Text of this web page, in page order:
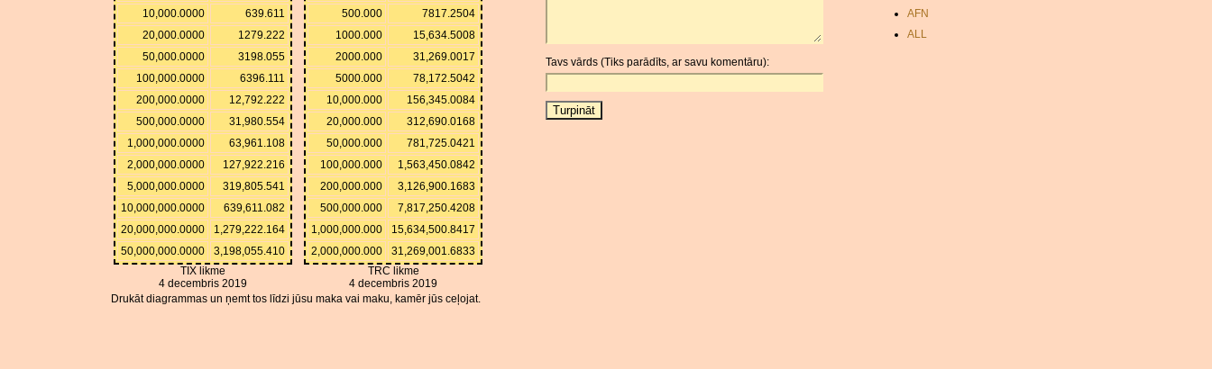
10,000.0000
639.611
20,000.0000
1279.222
50,000.0000
3198.055
100,000.0000
6396.111
200,000.0000
12,792.222
500,000.0000
31,980.554
1,000,000.0000
63,961.108
2,000,000.0000
127,922.216
5,000,000.0000
319,805.541
10,000,000.0000
639,611.082
20,000,000.0000
1,279,222.164
50,000,000.0000
3,198,055.410
TIX likme
4 decembris 2019
500.000
7817.2504
1000.000
15,634.5008
2000.000
31,269.0017
5000.000
78,172.5042
10,000.000
156,345.0084
20,000.000
312,690.0168
50,000.000
781,725.0421
100,000.000
1,563,450.0842
200,000.000
3,126,900.1683
500,000.000
7,817,250.4208
1,000,000.000
15,634,500.8417
2,000,000.000
31,269,001.6833
TRC likme
4 decembris 2019
Drukāt diagrammas un ņemt tos līdzi jūsu maka vai maku, kamēr jūs ceļojat.
Tavs vārds (Tiks parādīts, ar savu komentāru):
AFN
ALL